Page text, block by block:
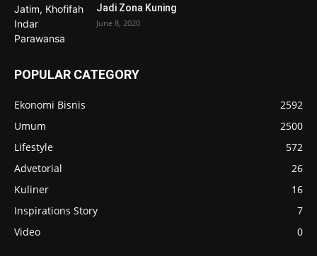
Jadi Zona Kuning
June 8, 2020
POPULAR CATEGORY
Ekonomi Bisnis
2592
Umum
2500
Lifestyle
572
Advetorial
26
Kuliner
16
Inspirations Story
7
Video
0